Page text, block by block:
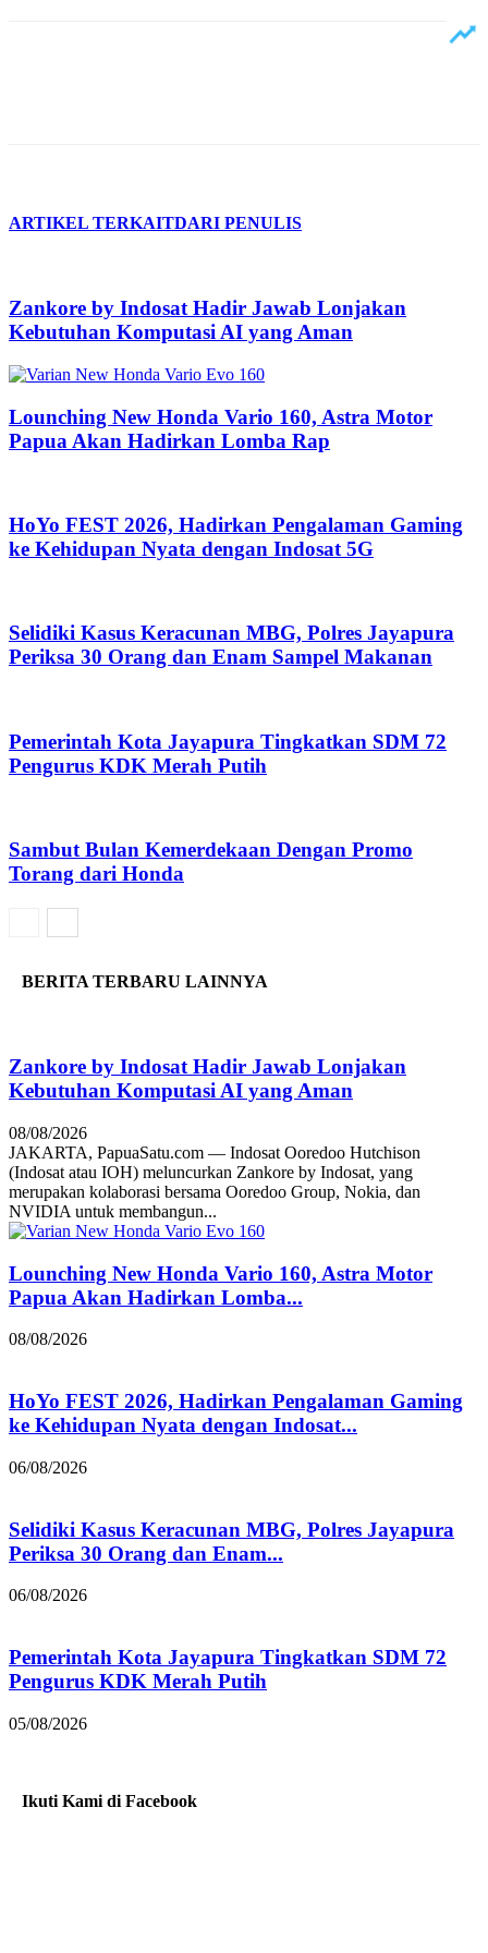
ARTIKEL TERKAITDARI PENULIS
Zankore by Indosat Hadir Jawab Lonjakan
Kebutuhan Komputasi AI yang Aman
Lounching New Honda Vario 160, Astra Motor
Papua Akan Hadirkan Lomba Rap
HoYo FEST 2026, Hadirkan Pengalaman Gaming
ke Kehidupan Nyata dengan Indosat 5G
Selidiki Kasus Keracunan MBG, Polres Jayapura
Periksa 30 Orang dan Enam Sampel Makanan
Pemerintah Kota Jayapura Tingkatkan SDM 72
Pengurus KDK Merah Putih
Sambut Bulan Kemerdekaan Dengan Promo
Torang dari Honda
BERITA TERBARU LAINNYA
Zankore by Indosat Hadir Jawab Lonjakan
Kebutuhan Komputasi AI yang Aman
08/08/2026
JAKARTA, PapuaSatu.com — Indosat Ooredoo Hutchison
(Indosat atau IOH) meluncurkan Zankore by Indosat, yang
merupakan kolaborasi bersama Ooredoo Group, Nokia, dan
NVIDIA untuk membangun...
Lounching New Honda Vario 160, Astra Motor
Papua Akan Hadirkan Lomba...
08/08/2026
HoYo FEST 2026, Hadirkan Pengalaman Gaming
ke Kehidupan Nyata dengan Indosat...
06/08/2026
Selidiki Kasus Keracunan MBG, Polres Jayapura
Periksa 30 Orang dan Enam...
06/08/2026
Pemerintah Kota Jayapura Tingkatkan SDM 72
Pengurus KDK Merah Putih
05/08/2026
Ikuti Kami di Facebook